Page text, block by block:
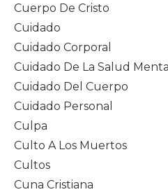
Cuerpo De Cristo
Cuidado
Cuidado Corporal
Cuidado De La Salud Mental
Cuidado Del Cuerpo
Cuidado Personal
Culpa
Culto A Los Muertos
Cultos
Cuna Cristiana